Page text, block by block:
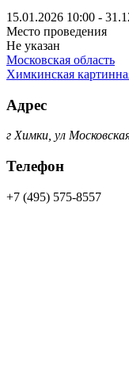
15.01.2026 10:00 -
Место проведения
Не указан
Московская область
Химкинская
Адрес
г Химки, ул
Телефон
+7 (495) 575-8557